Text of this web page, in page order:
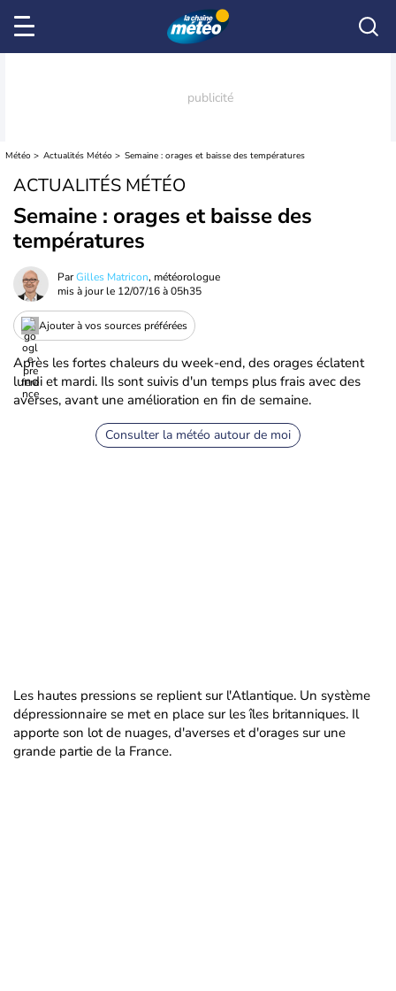
Météo Actualités Météo Semaine : orages et baisse des températures
ACTUALITÉS MÉTÉO
Semaine : orages et baisse des
températures
ParGilles Matricon, météorologue
mis à jour le 12/07/16 à 05h35
Ajouter à vos sources préférées
Après les fortes chaleurs du week-end, des orages éclatent
lundi et mardi. Ils sont suivis d'un temps plus frais avec des
averses, avant une amélioration en fin de semaine.
Consulter la météo autour de moi
Les hautes pressions se replient sur l'Atlantique. Un système
dépressionnaire se met en place sur les îles britanniques. Il
apporte son lot de nuages, d'averses et d'orages sur une
grande partie de la France.